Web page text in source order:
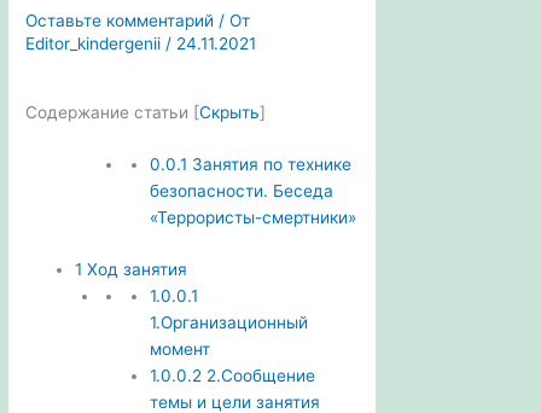
Оставьте комментарий / От
Editor_kindergenii / 24.11.2021
Содержание статьи [Скрыть]
0.0.1 Занятия по технике
безопасности. Беседа
«Террористы-смертники»
1 Ход занятия
1.0.0.1
1.Организационный
момент
1.0.0.2 2.Сообщение
темы и цели занятия